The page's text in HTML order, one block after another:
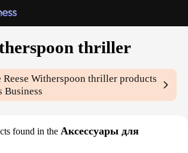
thriller
Reese Witherspoon thriller products
Business
found in the Аксессуары для